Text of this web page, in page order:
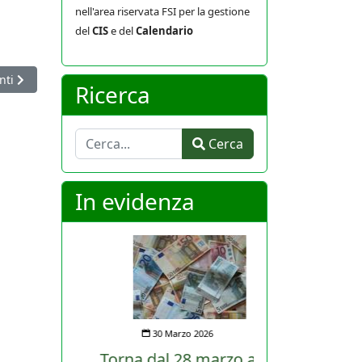
successivo: Mondiali seniores: storico doppio argento per le
nell'area riservata FSI per la gestione
delCISe delCalendario
Ricerca
Cerca Cerca
In evidenza
30 Marzo 2026